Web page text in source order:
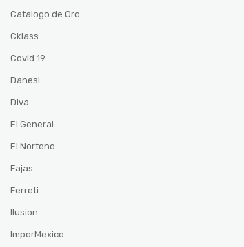
Catalogo de Oro
Cklass
Covid 19
Danesi
Diva
El General
El Norteno
Fajas
Ferreti
Ilusion
ImporMexico